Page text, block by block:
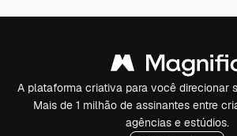
A plataforma criativa para você direcionar
Mais de 1 milhão de assinantes entre
agências e estúdios.